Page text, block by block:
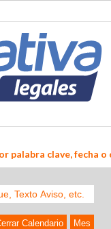
palabra clave, fecha
Calendario Mes